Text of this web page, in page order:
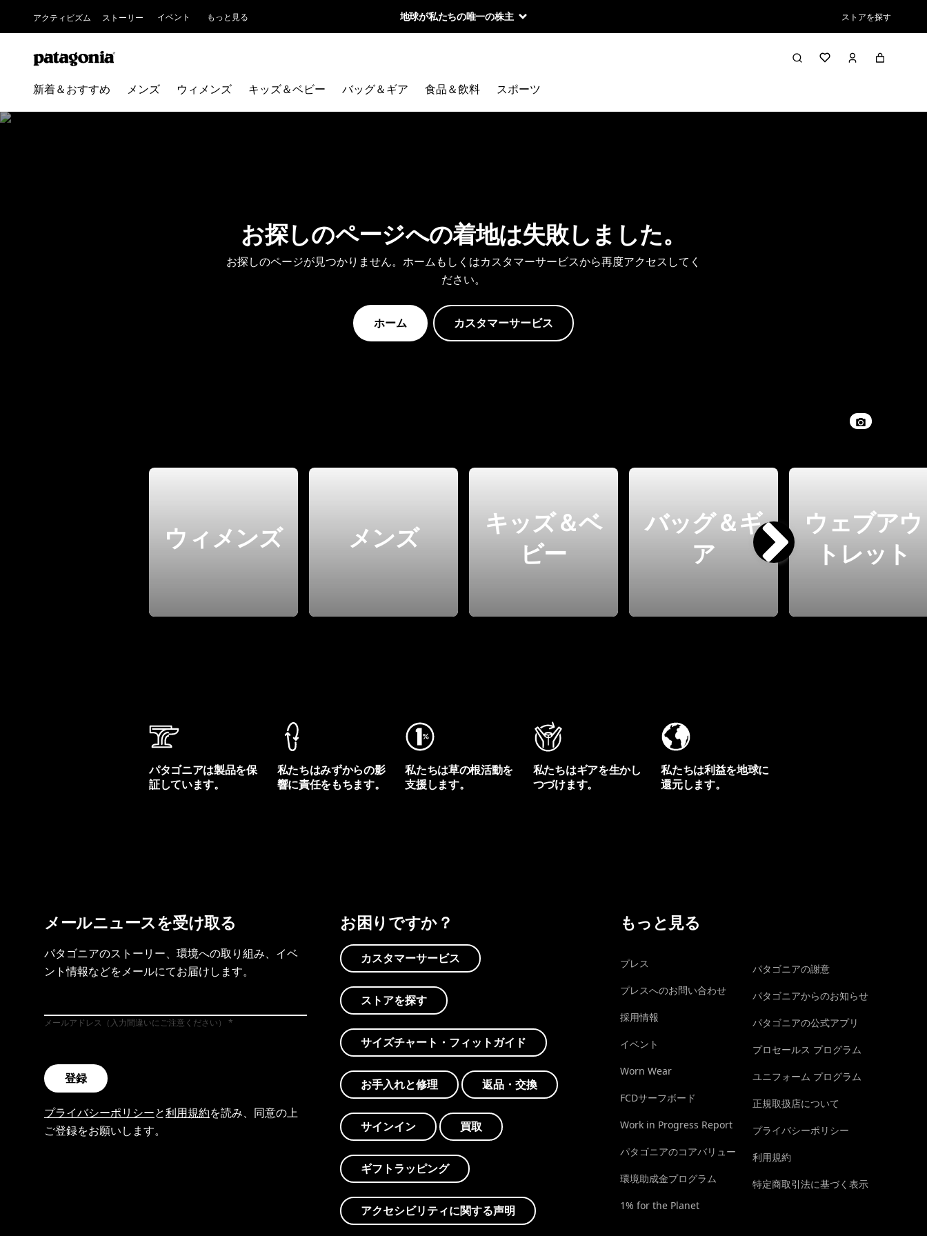
アクティビズム ストーリー イベント もっと見る 地球が私たちの唯一の株主 ストアを探す
新着＆おすすめ メンズ ウィメンズ キッズ＆ベビー バッグ＆ギア 食品＆飲料 スポーツ
お探しのページへの着地は失敗しました。
お探しのページが見つかりません。ホームもしくはカスタマーサービスから再度アクセスしてく
ださい。
ホーム カスタマーサービス
ウィメンズ メンズ
キッズ＆ベ
ビー
バッグ＆ギ
ア
ウェブアウ
トレット
パタゴニアは製品を保
証しています。
私たちはみずからの影
響に責任をもちます。
私たちは草の根活動を
支援します。
私たちはギアを生かし
つづけます。
私たちは利益を地球に
還元します。
メールニュースを受け取る
パタゴニアのストーリー、環境への取り組み、イベ
ント情報などをメールにてお届けします。
メールアドレス（入力間違いにご注意ください）
登録
プライバシーポリシーと利用規約を読み、同意の上
ご登録をお願いします。
お困りですか？
カスタマーサービス
ストアを探す
サイズチャート・フィットガイド
お手入れと修理 返品・交換
サインイン 買取
ギフトラッピング
アクセシビリティに関する声明
もっと見る
プレス
プレスへのお問い合わせ
採用情報
イベント
Worn Wear
FCDサーフボード
Work in Progress Report
パタゴニアのコアバリュー
環境助成金プログラム
1% for the Planet
パタゴニアの謝意
パタゴニアからのお知らせ
パタゴニアの公式アプリ
プロセールス プログラム
ユニフォーム プログラム
正規取扱店について
プライバシーポリシー
利用規約
特定商取引法に基づく表示